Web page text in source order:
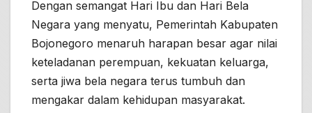
Dengan semangat Hari Ibu dan Hari Bela
Negara yang menyatu, Pemerintah Kabupaten
Bojonegoro menaruh harapan besar agar nilai
keteladanan perempuan, kekuatan keluarga,
serta jiwa bela negara terus tumbuh dan
mengakar dalam kehidupan masyarakat.